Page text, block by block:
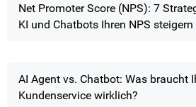
Net Promoter Score (NPS): 7
KI und Chatbots Ihren NPS steigern
AI Agent vs. Chatbot: Was braucht
Kundenservice wirklich?